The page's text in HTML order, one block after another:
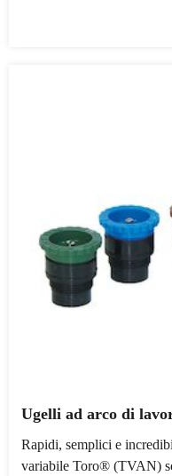
Ugelli ad arco di
Rapidi, semplici e
variabile Toro® (TVAN)